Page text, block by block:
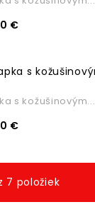
€
s kožušinovým...
€
7 položiek